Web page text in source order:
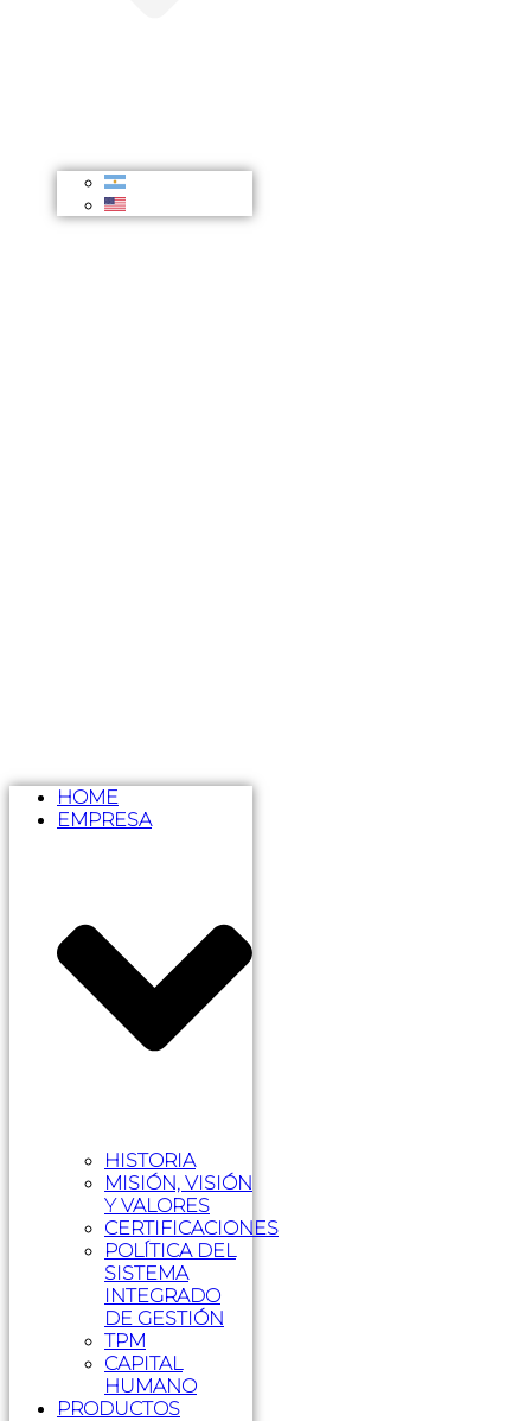
HOME
EMPRESA
HISTORIA
MISIÓN, VISIÓN
Y VALORES
CERTIFICACIONES
POLÍTICA DEL
SISTEMA
INTEGRADO
DE GESTIÓN
TPM
CAPITAL
HUMANO
PRODUCTOS